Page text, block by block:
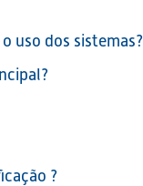
uso dos sistemas?
?